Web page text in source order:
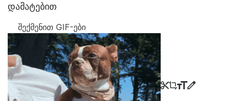
დამატებით
შექმენით GIF-ები